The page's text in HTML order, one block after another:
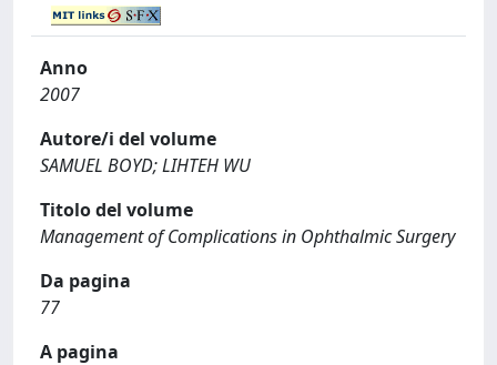
Anno
2007
Autore/i del volume
SAMUEL BOYD; LIHTEH WU
Titolo del volume
Management of Complications in Ophthalmic Surgery
Da pagina
77
A pagina